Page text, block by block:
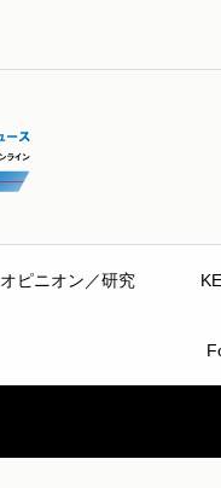
オピニオン／研究